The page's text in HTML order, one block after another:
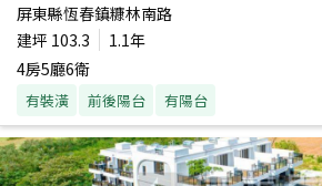
屏東縣恆春鎮糠林南路
建坪 103.3
1.1年
4房5廳6衛
有裝潢 前後陽台 有陽台